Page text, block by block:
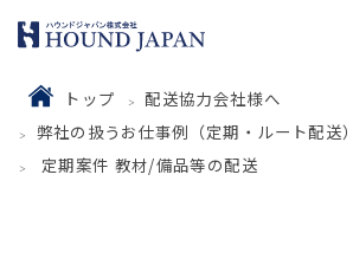
トップ
配送協力会社様へ
弊社の扱うお仕事例（定期・ルート配送）
定期案件 教材/備品等の配送